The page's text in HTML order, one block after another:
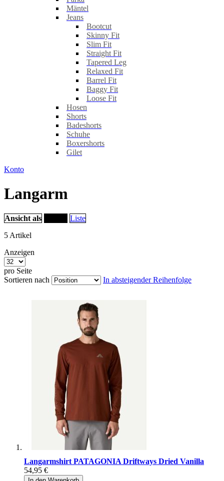
Mäntel
Jeans
Bootcut
Skinny Fit
Slim Fit
Straight Fit
Tapered Leg
Relaxed Fit
Barrel Fit
Baggy Fit
Loose Fit
Hosen
Shorts
Badeshorts
Schuhe
Boxershorts
Gilet
Konto
Langarm
Ansicht als
Liste
5 Artikel
Anzeigen
pro Seite
Sortieren nach
In absteigender Reihenfolge
Langarmshirt PATAGONIA Driftways Dried Vanilla
54,95 €